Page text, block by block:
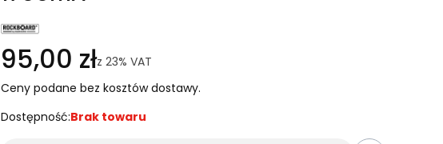
95,00 złz 23% VAT
Ceny podane bez kosztów dostawy.
Dostępność:Brak towaru